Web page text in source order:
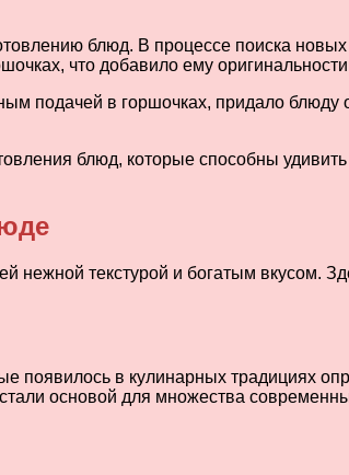
блюд. В процессе поиска
что добавило ему оригинальности
подачей в горшочках, придало
блюд, которые способны
нежной текстурой и богатым вкусом.
появилось в кулинарных традициях
основой для множества